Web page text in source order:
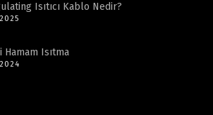
Isıtıcı Kablo Nedir?
Isıtma